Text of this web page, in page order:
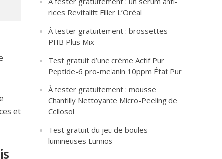
et
rides Revitalift Filler L’Oréal
À tester gratuitement : brossettes
PHB Plus Mix
Test gratuit d’une crème Actif Pur
Peptide-6 pro-melanin 10ppm État Pur
À tester gratuitement : mousse
Chantilly Nettoyante Micro-Peeling de
Collosol
Test gratuit du jeu de boules
lumineuses Lumios